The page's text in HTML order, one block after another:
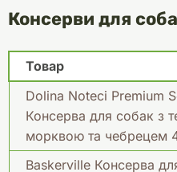
Консерви для
Товар
Dolina Noteci Premium
Консерва для собак з
морквою та чебрецем
Baskerville Консерва